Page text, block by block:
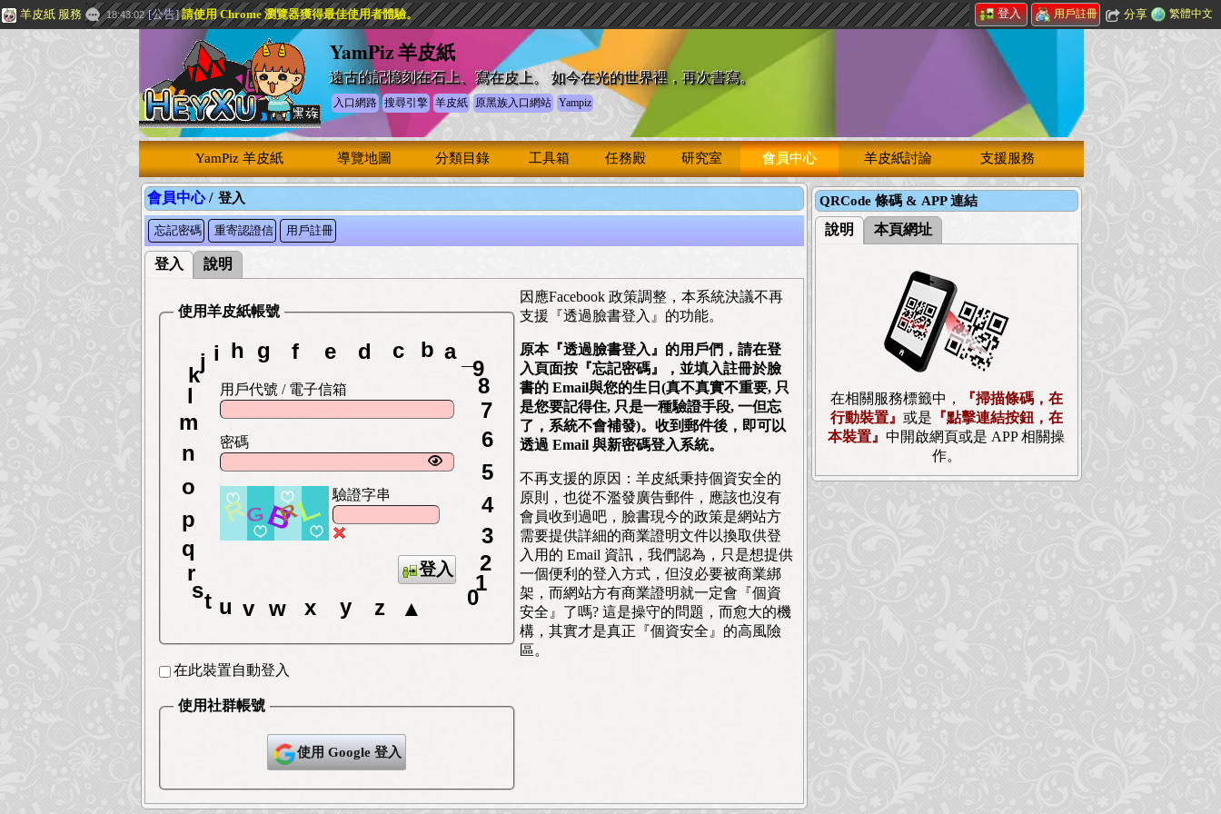
羊皮紙 服務 18:43:02 [公告]請使用 Chrome 瀏覽器獲得最佳使用者體驗。 登入 用戶註冊 分享 繁體中文
YamPiz 羊皮紙
遠古的記憶刻在石上、寫在皮上。 如今在光的世界裡，再次書寫。
入口網路 搜尋引擎 羊皮紙 原黑族入口網站 Yampiz
YamPiz 羊皮紙 導覽地圖 分類目錄 工具箱 任務殿 研究室 會員中心 羊皮紙討論 支援服務
會員中心/ 登入
忘記密碼 重寄認證信 用戶註冊
登入 說明
使用羊皮紙帳號
0
1
2
3
4
5
6
7
8
9
_
a
g
j
k
l
p
q
r
s t u v ▲
用戶代號 / 電子信箱
密碼
驗證字串
登入
在此裝置自動登入
使用社群帳號
使用 Google 登入
因應Facebook 政策調整，本系統決議不再
支援『透過臉書登入』的功能。
原本『透過臉書登入』的用戶們，請在登
入頁面按『忘記密碼』，並填入註冊於臉
書的 Email與您的生日(真不真實不重要, 只
是您要記得住, 只是一種驗證手段, 一但忘
了，系統不會補發)。收到郵件後，即可以
透過 Email 與新密碼登入系統。
不再支援的原因：羊皮紙秉持個資安全的
原則，也從不濫發廣告郵件，應該也沒有
會員收到過吧，臉書現今的政策是網站方
需要提供詳細的商業證明文件以換取供登
入用的 Email 資訊，我們認為，只是想提供
一個便利的登入方式，但沒必要被商業綁
架，而網站方有商業證明就一定會『個資
安全』了嗎? 這是操守的問題，而愈大的機
構，其實才是真正『個資安全』的高風險
區。
QRCode 條碼 & APP 連結
說明 本頁網址
在相關服務標籤中，
『掃描條碼，在
行動裝置』 或是 『點擊連結按鈕，在
本裝置』 中開啟網頁或是 APP 相關操
作。